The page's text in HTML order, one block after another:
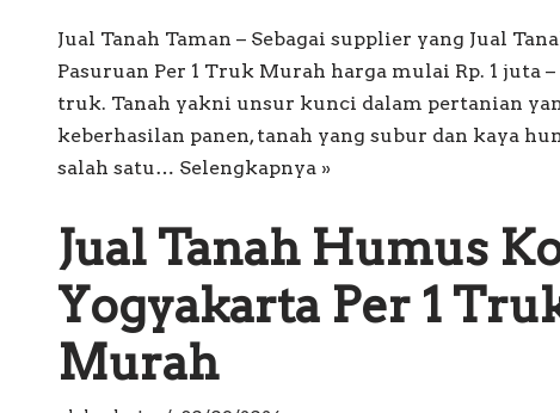
Jual Tanah Taman – Sebagai supplier yang Jual
Pasuruan Per 1 Truk Murah harga mulai Rp. 1 juta –
truk. Tanah yakni unsur kunci dalam pertanian
keberhasilan panen, tanah yang subur dan kaya
salah satu… Selengkapnya »
Jual Tanah Humus
Yogyakarta Per 1
Murah